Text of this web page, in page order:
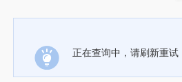
正在查询中，请刷新重试